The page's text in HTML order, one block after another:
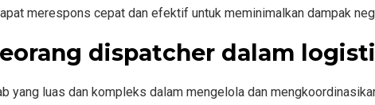
merespons cepat dan efektif untuk meminimalkan dampak
dispatcher dalam
yang luas dan kompleks dalam mengelola dan